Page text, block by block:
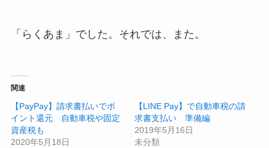
「らくあま」でした。それでは、また。
関連
【PayPay】請求書払いでポ
イント還元 自動車税や固定
資産税も
2020年5月18日
【LINE Pay】で自動車税の請
求書支払い 準備編
2019年5月16日
未分類